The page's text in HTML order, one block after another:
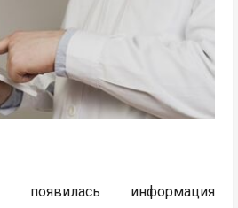
появилась информация